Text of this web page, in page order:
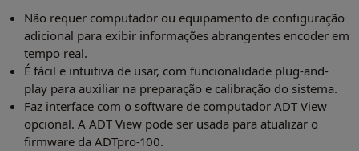
Não requer computador ou equipamento de configuração
adicional para exibir informações abrangentes encoder em
tempo real.
É fácil e intuitiva de usar, com funcionalidade plug-and-
play para auxiliar na preparação e calibração do sistema.
Faz interface com o software de computador ADT View
opcional. A ADT View pode ser usada para atualizar o
firmware da ADTpro-100.